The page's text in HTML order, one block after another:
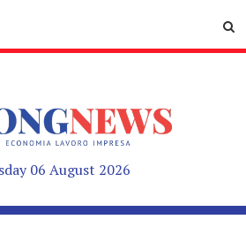
06 August 2026